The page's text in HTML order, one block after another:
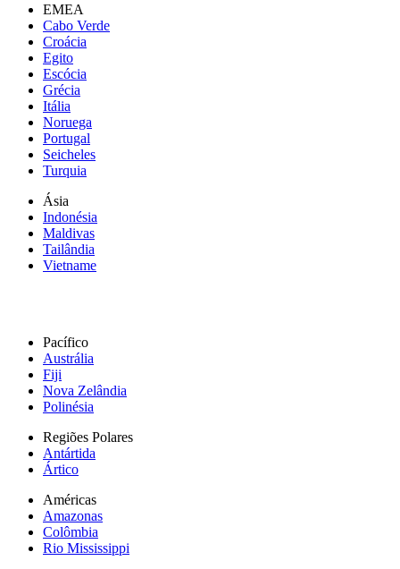
EMEA
Cabo Verde
Croácia
Egito
Escócia
Grécia
Itália
Noruega
Portugal
Seicheles
Turquia
Ásia
Indonésia
Maldivas
Tailândia
Vietname
Pacífico
Austrália
Fiji
Nova Zelândia
Polinésia
Regiões Polares
Antártida
Ártico
Américas
Amazonas
Colômbia
Rio Mississippi